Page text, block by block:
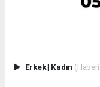
Erkek| Kadın